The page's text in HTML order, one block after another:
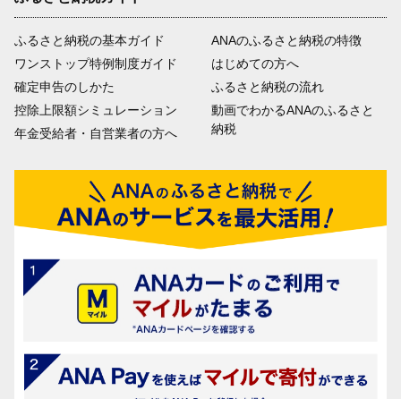
ふるさと納税の基本ガイド
ワンストップ特例制度ガイド
確定申告のしかた
控除上限額シミュレーション
年金受給者・自営業者の方へ
ANAのふるさと納税の特徴
はじめての方へ
ふるさと納税の流れ
動画でわかるANAのふるさと
納税